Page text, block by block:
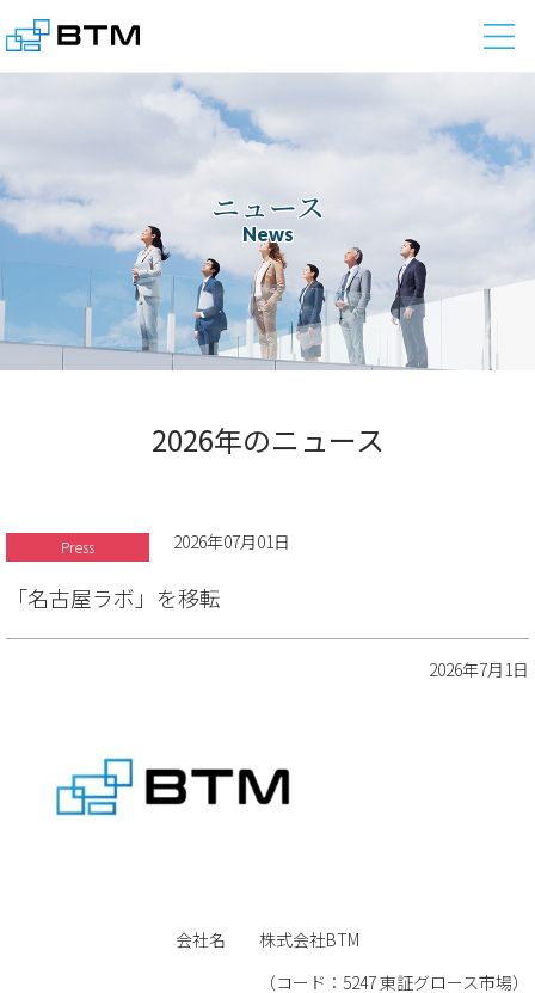
ニュース
News
2026年のニュース
2026年07月01日
Press
「名古屋ラボ」を移転
2026年7月1日
会社名 株式会社BTM
（コード：5247 東証グロース市場）